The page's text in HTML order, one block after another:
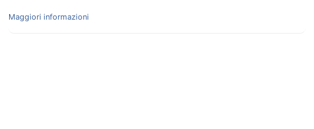
Maggiori informazioni